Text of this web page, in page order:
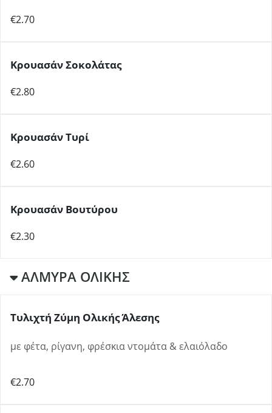
€2.70
Κρουασάν Σοκολάτας
€2.80
Κρουασάν Τυρί
€2.60
Κρουασάν Βουτύρου
€2.30
ΑΛΜΥΡΑ ΟΛΙΚΗΣ
Τυλιχτή Ζύμη Ολικής Άλεσης
με φέτα, ρίγανη, φρέσκια ντομάτα & ελαιόλαδο
€2.70